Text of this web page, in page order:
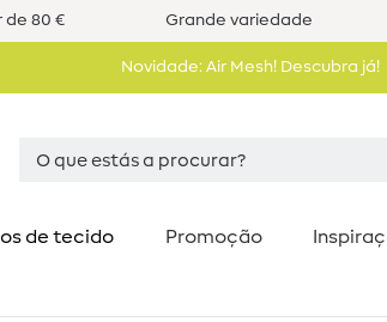
de 80 € Grande variedade
Novidade: Air Mesh! Descubra já!
de tecido Promoção